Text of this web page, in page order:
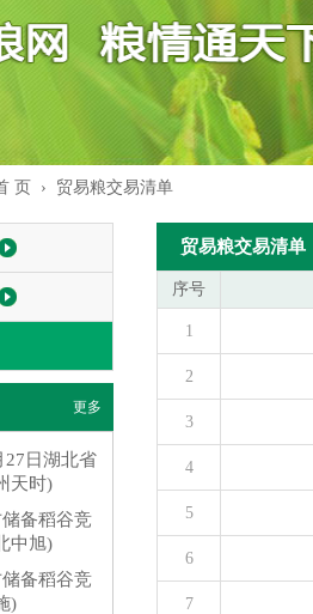
页 › 贸易粮交易清单
更多
27日湖北省
天时)
备稻谷竞
中旭)
备稻谷竞
)
贸易粮交易清单
序号
1
2
3
4
5
6
7